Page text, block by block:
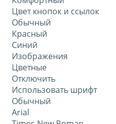
Цвет кнопок и ссылок
Обычный
Красный
Синий
Изображения
Цветные
Отключить
Использовать шрифт
Обычный
Arial